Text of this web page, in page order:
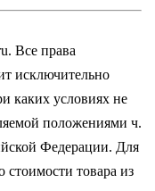
Все права
исключительно
каких условиях не
положениями ч.
Федерации. Для
товара из